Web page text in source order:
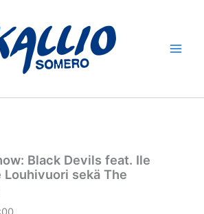
Black Devils feat. Ile
Louhivuori sekä The